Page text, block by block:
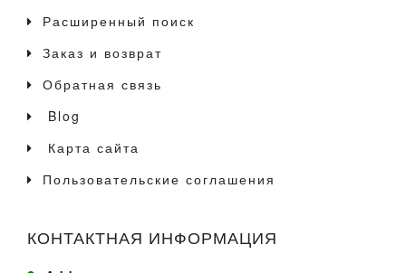
Расширенный поиск
Заказ и возврат
Обратная связь
Blog
Карта сайта
Пользовательские соглашения
КОНТАКТНАЯ ИНФОРМАЦИЯ